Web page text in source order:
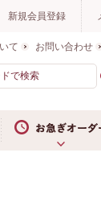
新規会員登録
て お問い合わせ